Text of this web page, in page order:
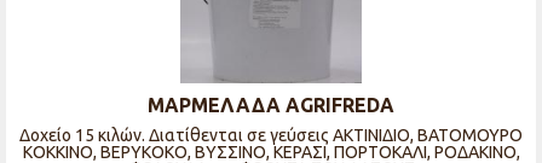
ΜΑΡΜΕΛΑΔΑ AGRIFREDA
Δοχείο 15 κιλών. Διατίθενται σε γεύσεις ΑΚΤΙΝΙΔΙΟ, ΒΑΤΟΜΟΥΡΟ
ΚΟΚΚΙΝΟ, ΒΕΡΥΚΟΚΟ, ΒΥΣΣΙΝΟ, ΚΕΡΑΣΙ, ΠΟΡΤΟΚΑΛΙ, ΡΟΔΑΚΙΝΟ,